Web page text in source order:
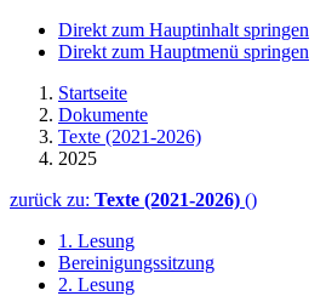
Direkt zum Hauptinhalt springen
Direkt zum Hauptmenü springen
Startseite
Dokumente
Texte (2021-2026)
2025
zurück zu: Texte (2021-2026) ()
1. Lesung
Bereinigungssitzung
2. Lesung